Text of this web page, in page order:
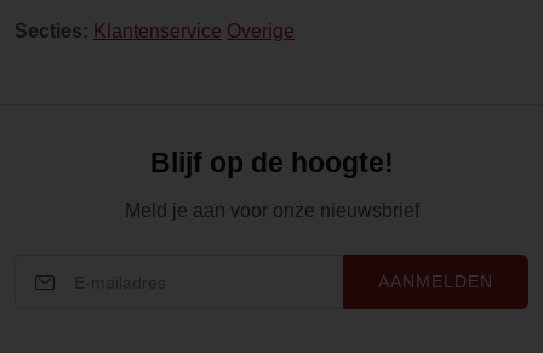
Secties: Klantenservice Overige
Blijf op de hoogte!
Meld je aan voor onze nieuwsbrief
AANMELDEN